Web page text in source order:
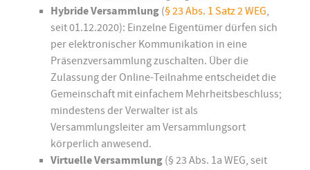
Hybride Versammlung (§ 23 Abs. 1 Satz 2 WEG,
seit 01.12.2020): Einzelne Eigentümer dürfen sich
per elektronischer Kommunikation in eine
Präsenzversammlung zuschalten. Über die
Zulassung der Online-Teilnahme entscheidet die
Gemeinschaft mit einfachem Mehrheitsbeschluss;
mindestens der Verwalter ist als
Versammlungsleiter am Versammlungsort
körperlich anwesend.
Virtuelle Versammlung (§ 23 Abs. 1a WEG, seit